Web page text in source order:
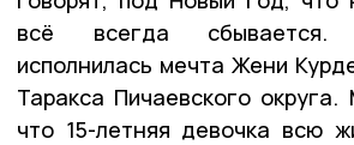
всё всегда
исполнилась мечта Жени
Таракса Пичаевского
что 15-летняя девочка всю